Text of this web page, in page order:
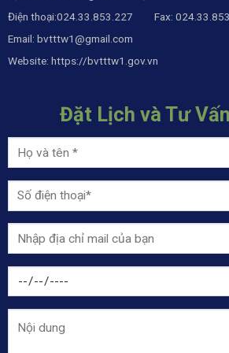
Điện thoại:024.33.853.227 Fax:
Email: bvtttw1@gmail.com
Website: https://bvtttw1.gov.vn
Đặt Lịch và Tư